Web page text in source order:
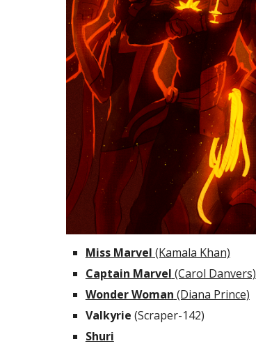
Miss Marvel (Kamala Khan)
Captain Marvel (Carol Danvers)
Wonder Woman (Diana Prince)
Valkyrie (Scraper-142)
Shuri